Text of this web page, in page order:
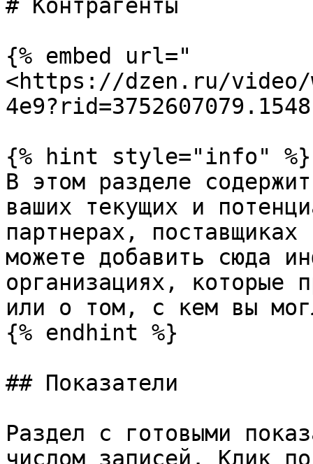
# Контрагенты
{% embed url="
<https://dzen.ru/video/
{% hint style="info" %}
В этом разделе
ваших текущих и
партнерах,
можете добавить сюда
организациях, которые
или о том, с кем вы
{% endhint %}
## Показатели
Раздел с готовыми
числом записей. Клик